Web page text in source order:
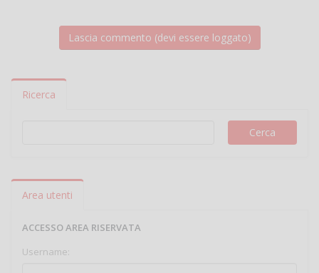
Ricerca
Area utenti
ACCESSO AREA RISERVATA
Username: